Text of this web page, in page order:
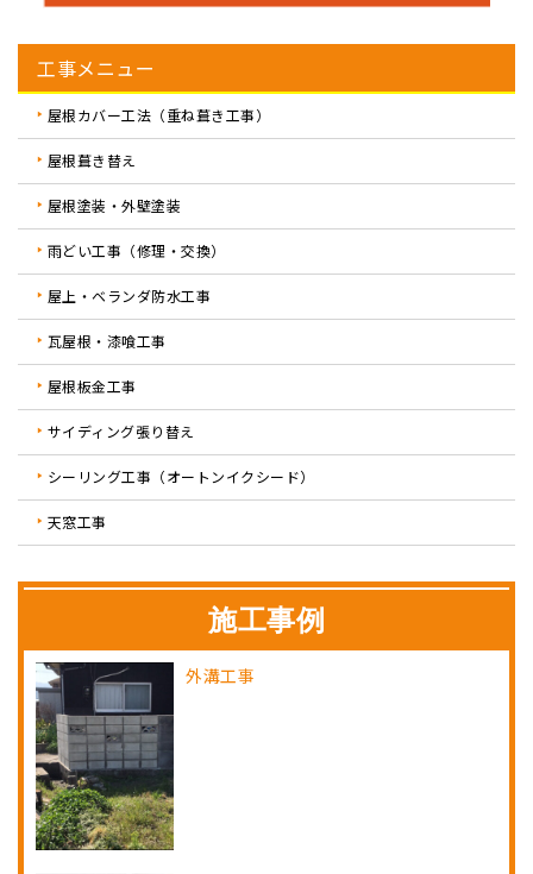
工事メニュー
屋根カバー工法（重ね葺き工事）
屋根葺き替え
屋根塗装・外壁塗装
雨どい工事（修理・交換）
屋上・ベランダ防水工事
瓦屋根・漆喰工事
屋根板金工事
サイディング張り替え
シーリング工事（オートンイクシード）
天窓工事
施工事例
外溝工事